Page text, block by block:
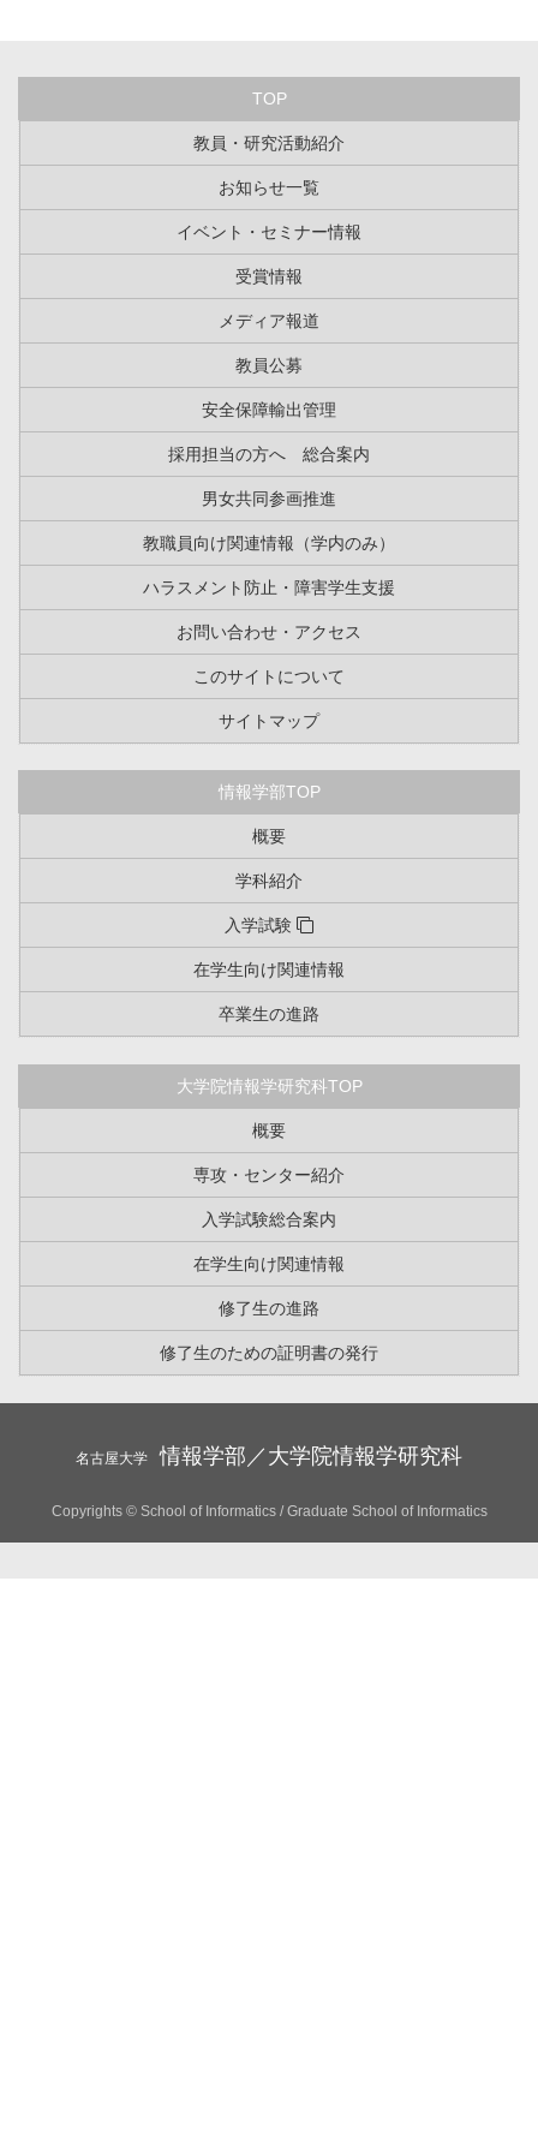
TOP
教員・研究活動紹介
お知らせ一覧
イベント・セミナー情報
受賞情報
メディア報道
教員公募
安全保障輸出管理
採用担当の方へ 総合案内
男女共同参画推進
教職員向け関連情報（学内のみ）
ハラスメント防止・障害学生支援
お問い合わせ・アクセス
このサイトについて
サイトマップ
情報学部TOP
概要
学科紹介
入学試験
在学生向け関連情報
卒業生の進路
大学院情報学研究科TOP
概要
専攻・センター紹介
入学試験総合案内
在学生向け関連情報
修了生の進路
修了生のための証明書の発行
名古屋大学 情報学部／大学院情報学研究科
Copyrights © School of Informatics / Graduate School of Informatics